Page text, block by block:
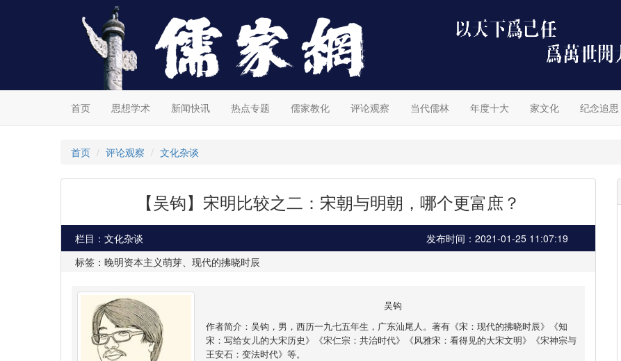
首页 思想学术 新闻快讯 热点专题 儒家教化 评论观察 当代儒林 年度十大 家文化 纪念追思
首页 评论观察 文化杂谈
【吴钩】宋明比较之二：宋朝与明朝，哪个更富庶？
栏目：文化杂谈
发布时间：2021-01-25 11:07:19
标签：晚明资本主义萌芽、现代的拂晓时辰
吴钩
作者简介：吴钩，男，西历一九七五年生，广东汕尾人。著有《宋：现代的拂晓时辰》《知
宋：写给女儿的大宋历史》《宋仁宗：共治时代》《风雅宋：看得见的大宋文明》《宋神宗与
王安石：变法时代》等。